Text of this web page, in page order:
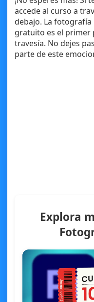
accede al curso a
debajo. La
gratuito es el primer
travesía. No dejes
parte de este
Explora